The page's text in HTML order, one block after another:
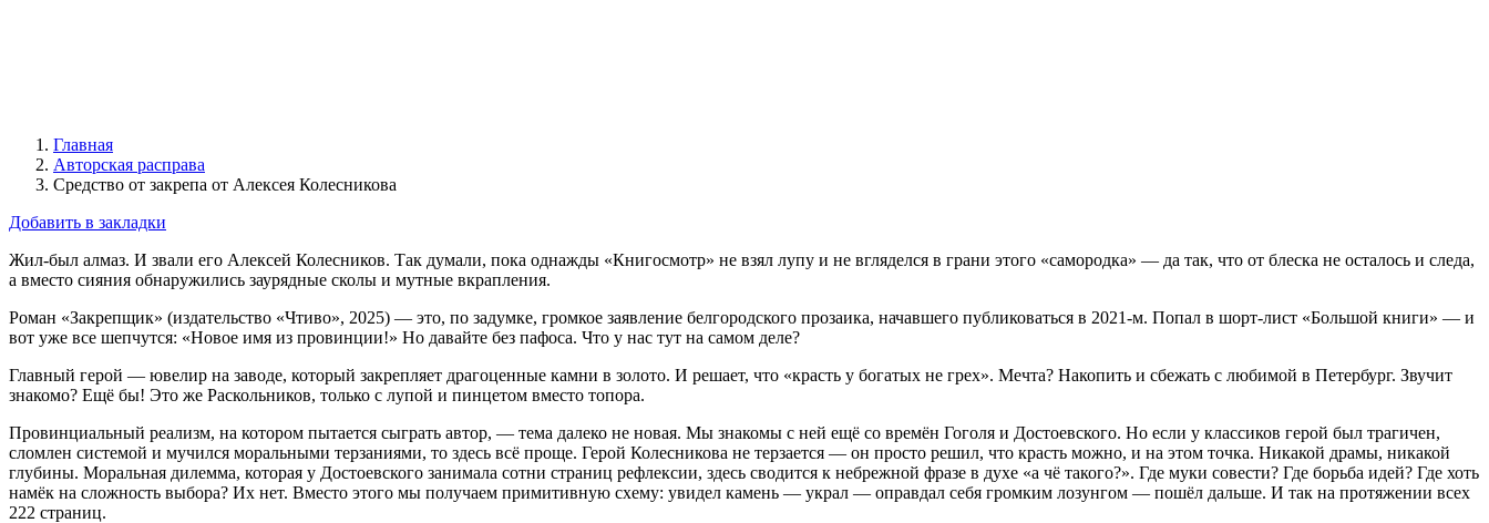
Главная
Авторская расправа
Средство от закрепа от Алексея Колесникова
Добавить в закладки
Жил‑был алмаз. И звали его Алексей Колесников. Так думали, пока однажды «Книгосмотр» не взял лупу и не вгляделся в грани этого «самородка» — да так, что от блеска не осталось и следа,
а вместо сияния обнаружились заурядные сколы и мутные вкрапления.
Роман «Закрепщик» (издательство «Чтиво», 2025) — это, по задумке, громкое заявление белгородского прозаика, начавшего публиковаться в 2021‑м. Попал в шорт‑лист «Большой книги» — и
вот уже все шепчутся: «Новое имя из провинции!» Но давайте без пафоса. Что у нас тут на самом деле?
Главный герой — ювелир на заводе, который закрепляет драгоценные камни в золото. И решает, что «красть у богатых не грех». Мечта? Накопить и сбежать с любимой в Петербург. Звучит
знакомо? Ещё бы! Это же Раскольников, только с лупой и пинцетом вместо топора.
Провинциальный реализм, на котором пытается сыграть автор, — тема далеко не новая. Мы знакомы с ней ещё со времён Гоголя и Достоевского. Но если у классиков герой был трагичен,
сломлен системой и мучился моральными терзаниями, то здесь всё проще. Герой Колесникова не терзается — он просто решил, что красть можно, и на этом точка. Никакой драмы, никакой
глубины. Моральная дилемма, которая у Достоевского занимала сотни страниц рефлексии, здесь сводится к небрежной фразе в духе «а чё такого?». Где муки совести? Где борьба идей? Где хоть
намёк на сложность выбора? Их нет. Вместо этого мы получаем примитивную схему: увидел камень — украл — оправдал себя громким лозунгом — пошёл дальше. И так на протяжении всех
222 страниц.